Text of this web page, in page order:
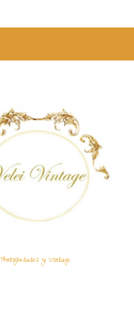
Antigüedades y Vintage